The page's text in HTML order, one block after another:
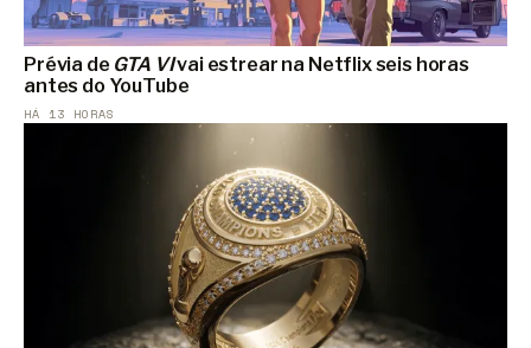
Prévia de GTA VIvai estrear na Netflix seis horas
antes do YouTube
HÁ 13 HORAS